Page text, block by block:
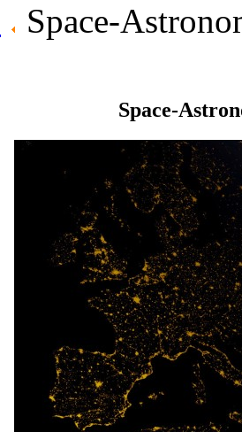
Space-
Space-